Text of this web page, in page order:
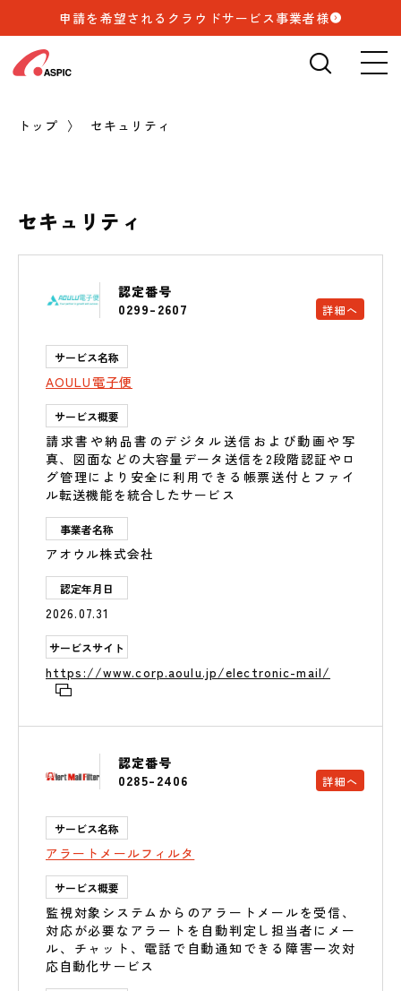
申請を希望されるクラウドサービス事業者様
🔍
検索
トップ セキュリティ
セキュリティ
認定番号
0299-2607
サービス名称
AOULU電子便
サービス概要
請求書や納品書のデジタル送信および動画や写
真、図面などの大容量データ送信を2段階認証やロ
グ管理により安全に利用できる帳票送付とファイ
ル転送機能を統合したサービス
事業者名称
アオウル株式会社
認定年月日
2026.07.31
サービスサイト
https://www.corp.aoulu.jp/electronic-mail/
詳細へ
認定番号
0285-2406
サービス名称
アラートメールフィルタ
サービス概要
監視対象システムからのアラートメールを受信、
対応が必要なアラートを自動判定し担当者にメー
ル、チャット、電話で自動通知できる障害一次対
応自動化サービス
詳細へ